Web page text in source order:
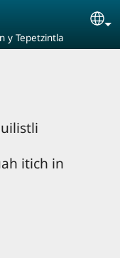
y Tepetzintla
itich in